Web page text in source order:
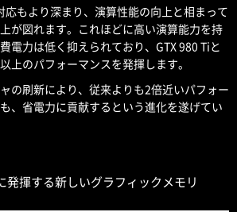
応もより深まり、演算性能の向上と相まって
が図れます。これほどに高い演算能力を持
電力は低く抑えられており、GTX 980 Tiと
上のパフォーマンスを発揮します。
の刷新により、従来よりも2倍近いパフォー
、省電力に貢献するという進化を遂げてい
発揮する新しいグラフィックメモリ